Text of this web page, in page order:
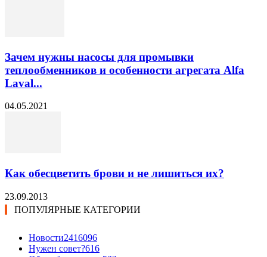
Зачем нужны насосы для промывки
теплообменников и особенности агрегата Alfa
Laval...
04.05.2021
Как обесцветить брови и не лишиться их?
23.09.2013
ПОПУЛЯРНЫЕ КАТЕГОРИИ
Новости2416096
Нужен совет?616